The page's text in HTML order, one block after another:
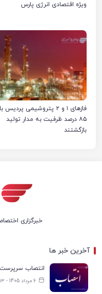
ویژه اقتصادی انرژی پارس
فازهای ۱ و ۲ پتروشیمی پردیس با
۸۵ درصد ظرفیت به مدار تولید
بازگشتند
خبرگزاری
آخرین خبر ها
انتصاب سرپرست
6 مرداد 1405 - ۱۰:۱۳